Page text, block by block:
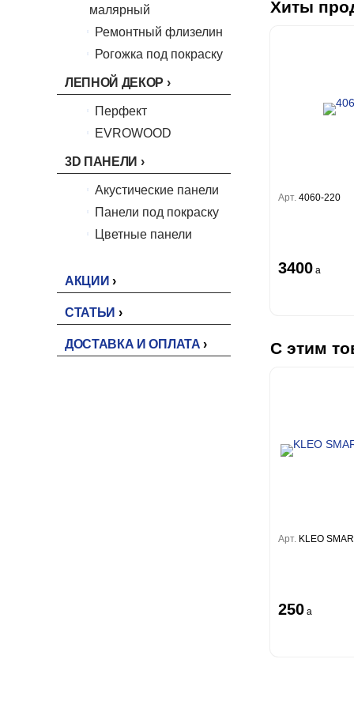
Him
малярный
Ремонтный флизелин
Рогожка под покраску
ЛЕПНОЙ ДЕКОР
Перфект
EVROWOOD
3D ПАНЕЛИ
Акустические панели
Панели под покраску
Цветные панели
АКЦИИ
СТАТЬИ
ДОСТАВКА И ОПЛАТА
Хиты
Арт. 4060-220
3400 a
С этим
Арт. KLEO
250 a